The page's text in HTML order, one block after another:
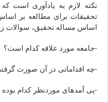
نکته لازم به یادآوری است
تحقیقات برای مطالعه بر
اساس مساله تحقیق، سوالات
-جامعه مورد علاقه کدام است؟
-چه اقداماتی در آن صورت
-پی آمدهای موردنظر کدام